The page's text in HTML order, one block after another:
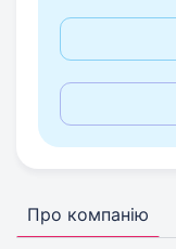
Про компанію